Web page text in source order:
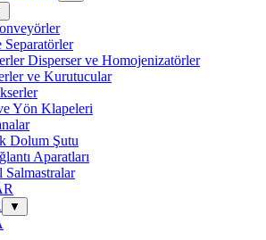
Separatörler
Disperser ve Homojenizatörler
ve Kurutucular
Yön Klapeleri
Dolum Şutu
Aparatları
Salmastralar
▼